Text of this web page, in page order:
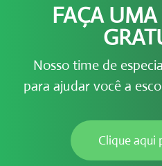
FAÇA
Nosso time de
para ajudar você a
Clique aqui